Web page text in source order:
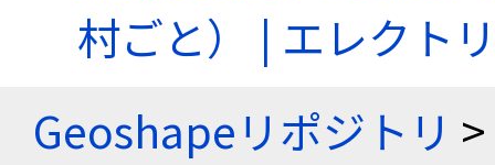
村ごと） | エレクト
Geoshapeリポジトリ >